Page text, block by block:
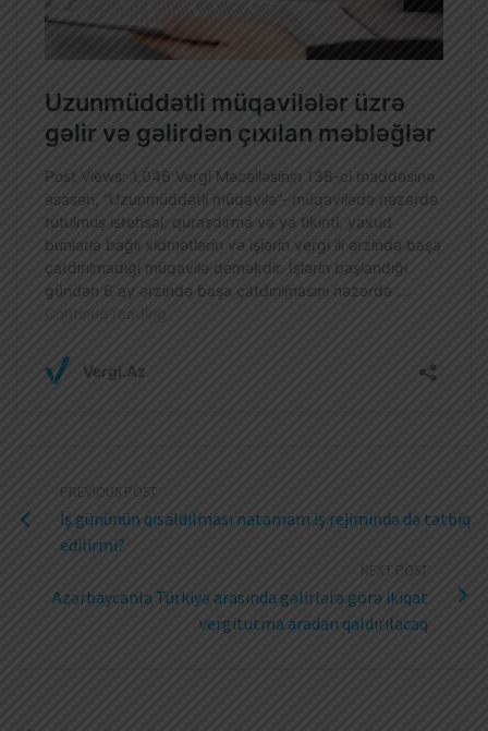
PREVIOUS POST
İş gününün qısaldılması natamam iş rejimində də tətbiq
edilirmi?
NEXT POST
Azərbaycanla Türkiyə arasında gəlirlərə görə ikiqat
vergitutma aradan qaldırılacaq